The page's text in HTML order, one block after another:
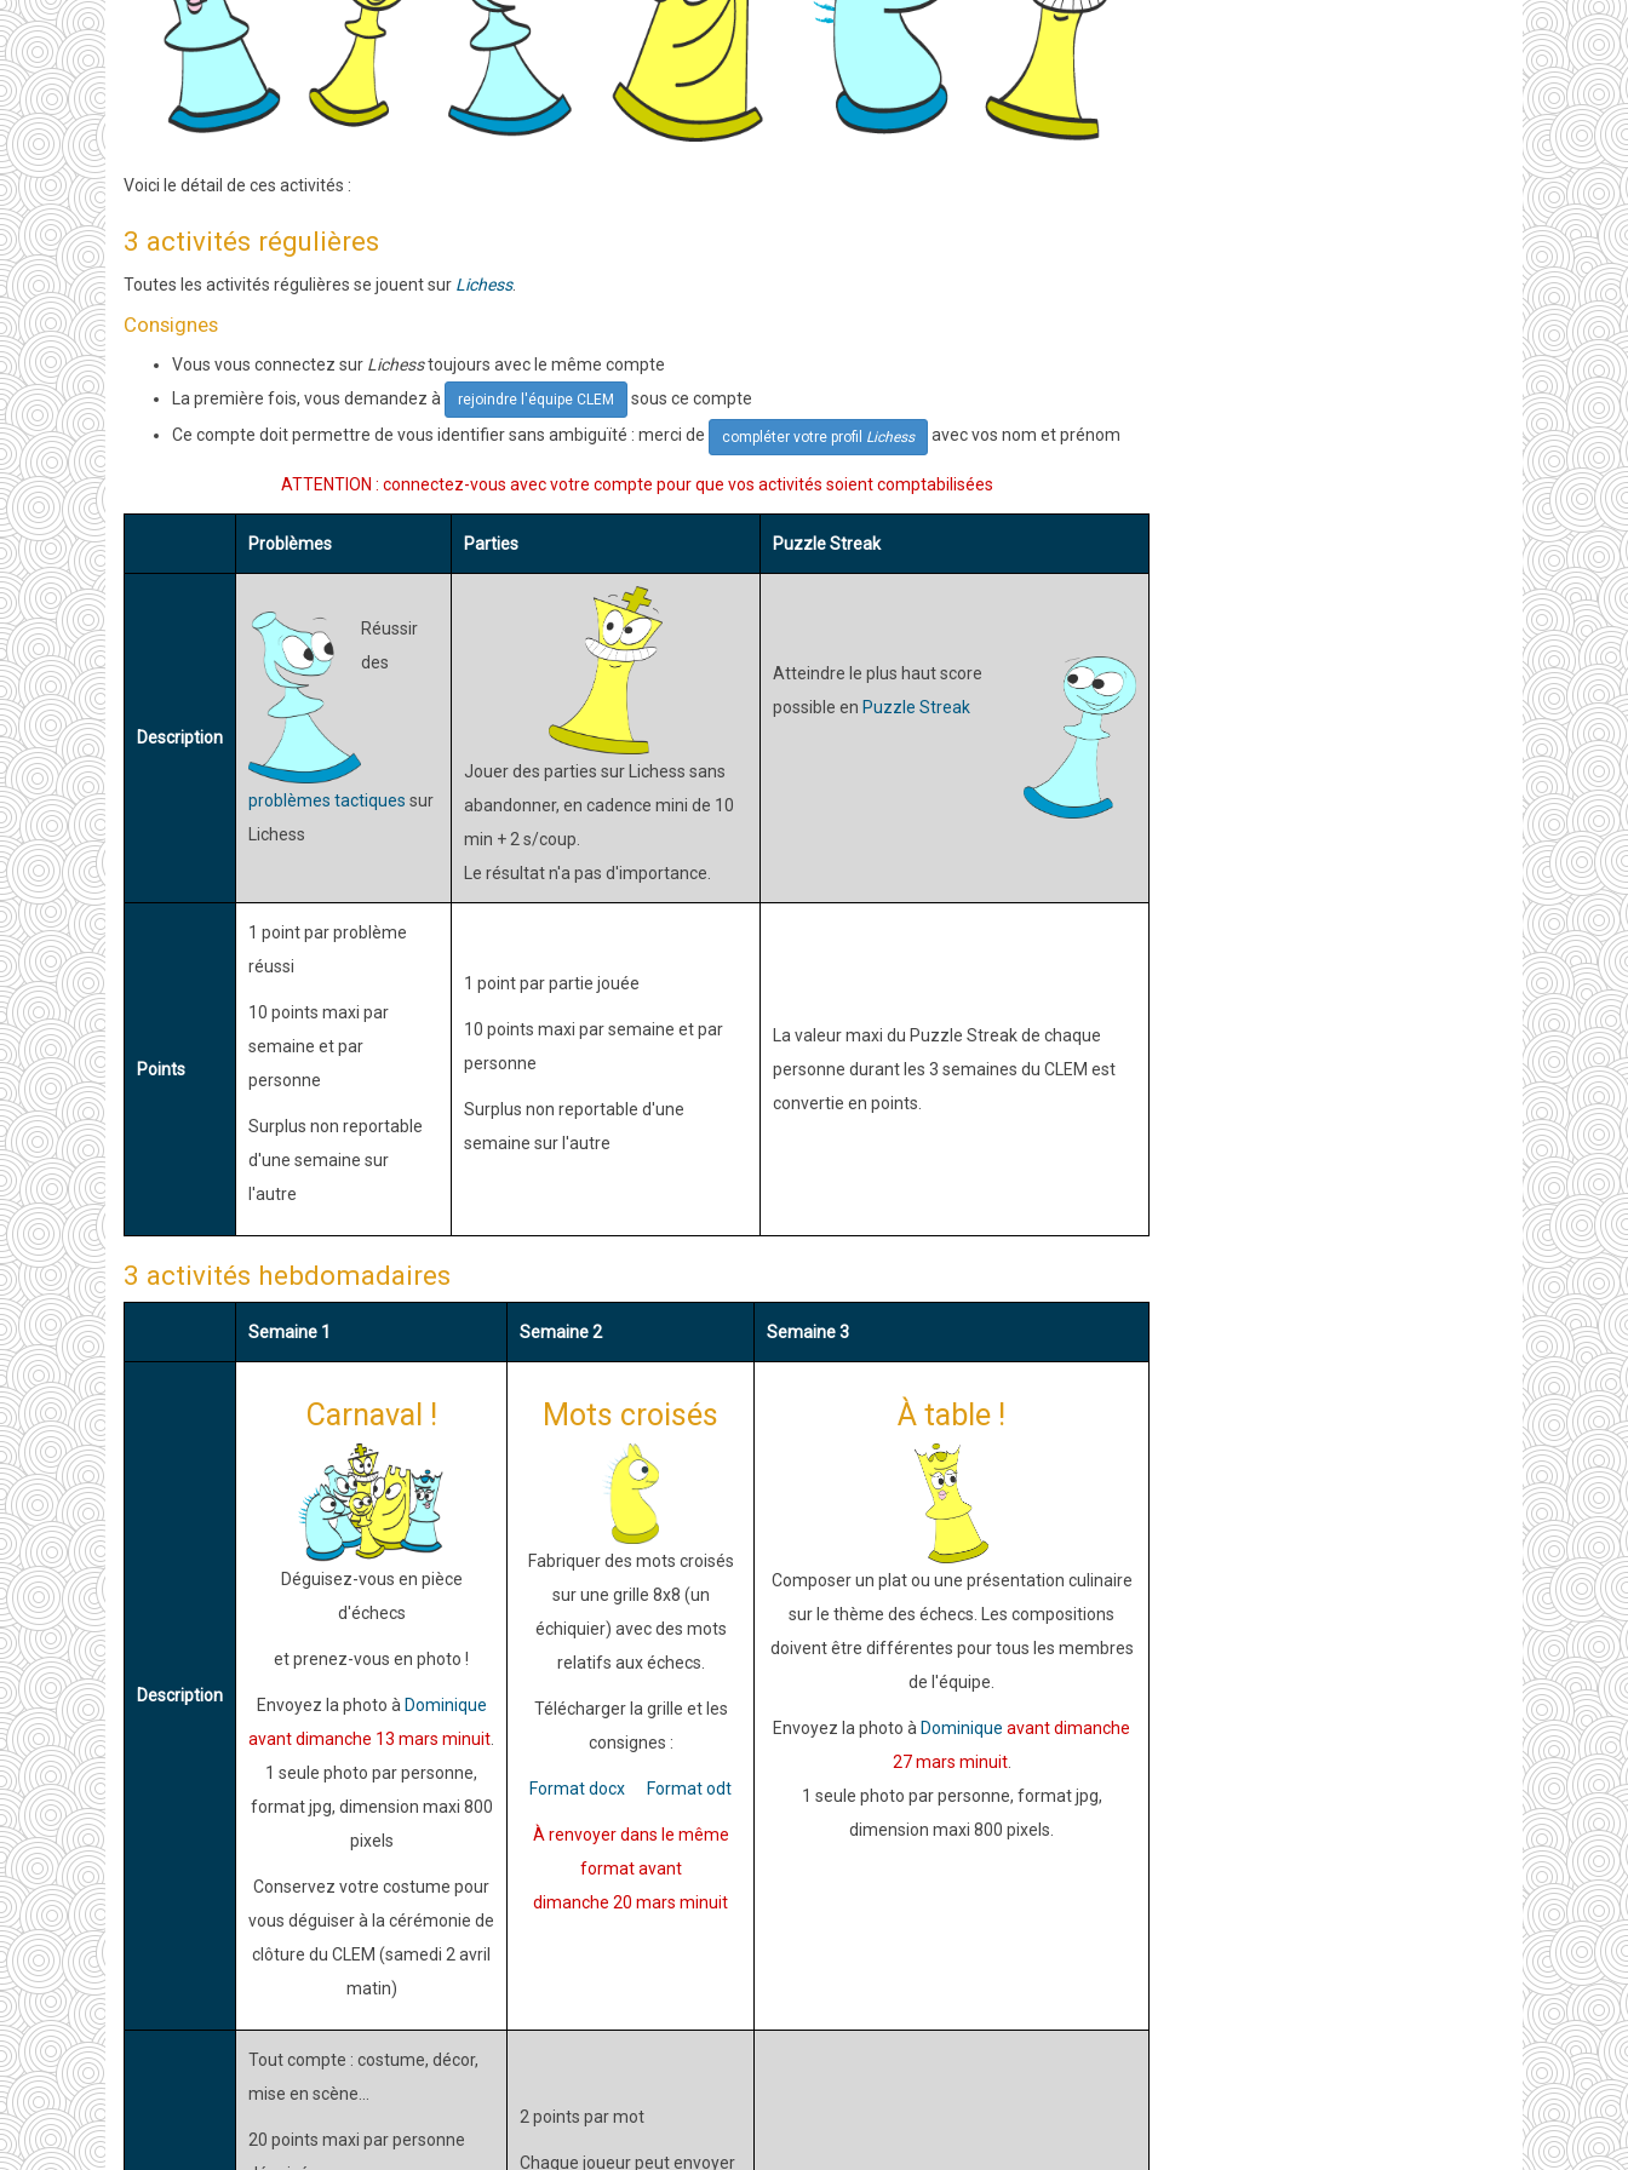
Voici le détail de ces activités :
3 activités régulières
Toutes les activités régulières se jouent sur Lichess.
Consignes
Vous vous connectez sur Lichesstoujours avec le même compte
La première fois, vous demandez à
rejoindre l'équipe CLEM
sous ce compte
Ce compte doit permettre de vous identifier sans ambiguïté : merci de
compléter votre profil Lichess avec vos nom et prénom
ATTENTION : connectez-vous avec votre compte pour que vos activités soient comptabilisées
Problèmes Parties Puzzle Streak
Description
Réussir
des
problèmes tactiques sur
Lichess
Jouer des parties sur Lichess sans
abandonner, en cadence mini de 10
min + 2 s/coup.
Le résultat n'a pas d'importance.
Atteindre le plus haut score
possible en Puzzle Streak
Points
1 point par problème
réussi
10 points maxi par
semaine et par
personne
Surplus non reportable
d'une semaine sur
l'autre
1 point par partie jouée
10 points maxi par semaine et par
personne
Surplus non reportable d'une
semaine sur l'autre
La valeur maxi du Puzzle Streak de chaque
personne durant les 3 semaines du CLEM est
convertie en points.
3 activités hebdomadaires
Semaine 1 Semaine 2 Semaine 3
Description
Carnaval !
Déguisez-vous en pièce
d'échecs
et prenez-vous en photo !
Envoyez la photo à Dominique
avant dimanche 13 mars minuit
1 seule photo par personne,
format jpg, dimension maxi 800
pixels
Conservez votre costume pour
vous déguiser à la cérémonie de
clôture du CLEM (samedi 2 avril
matin)
Mots croisés
Fabriquer des mots croisés
sur une grille 8x8 (un
échiquier) avec des mots
relatifs aux échecs.
Télécharger la grille et les
consignes :
Format docx Format odt
À renvoyer dans le même
format avant
dimanche 20 mars minuit
À table !
Composer un plat ou une présentation culinaire
sur le thème des échecs. Les compositions
doivent être différentes pour tous les membres
de l'équipe.
Envoyez la photo à Dominique avant dimanche
27 mars minuit.
1 seule photo par personne, format jpg,
dimension maxi 800 pixels.
Tout compte : costume, décor,
mise en scène...
20 points maxi par personne
2 points par mot
Chaque joueur peut envoyer